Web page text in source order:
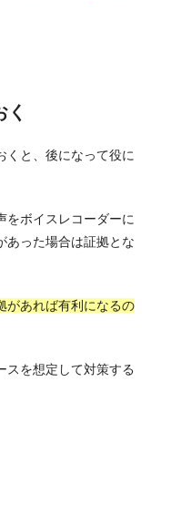
くと、後になって役に
をボイスレコーダーに
あった場合は証拠とな
があれば有利になるの
スを想定して対策する